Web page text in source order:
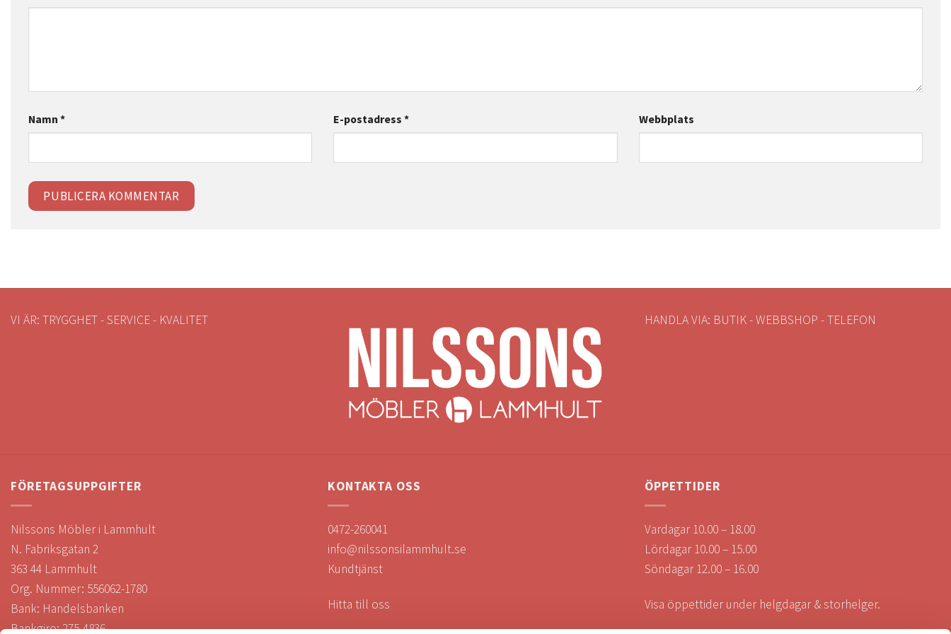
Namn * E-postadress* Webbplats
VI ÄR: TRYGGHET - SERVICE - KVALITET HANDLA VIA: BUTIK - WEBBSHOP - TELEFON
FÖRETAGSUPPGIFTER
Nilssons Möbler i Lammhult
N. Fabriksgatan 2
363 44 Lammhult
Org. Nummer: 556062-1780
Bank: Handelsbanken
Bankgiro: 275-4836
KONTAKTA OSS
0472-260041
info@nilssonsilammhult.se
Kundtjänst
Hitta till oss
ÖPPETTIDER
Vardagar 10.00 – 18.00
Lördagar 10.00 – 15.00
Söndagar 12.00 – 16.00
Visa öppettider under helgdagar & storhelger.